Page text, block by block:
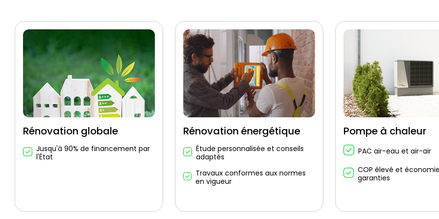
Rénovation globale
Jusqu'à 90% de financement par
l'État
Rénovation énergétique
Étude personnalisée et conseils
adaptés
Travaux conformes aux normes
en vigueur
Pompe à chaleur
PAC air-eau et air-air
COP élevé et
garanties